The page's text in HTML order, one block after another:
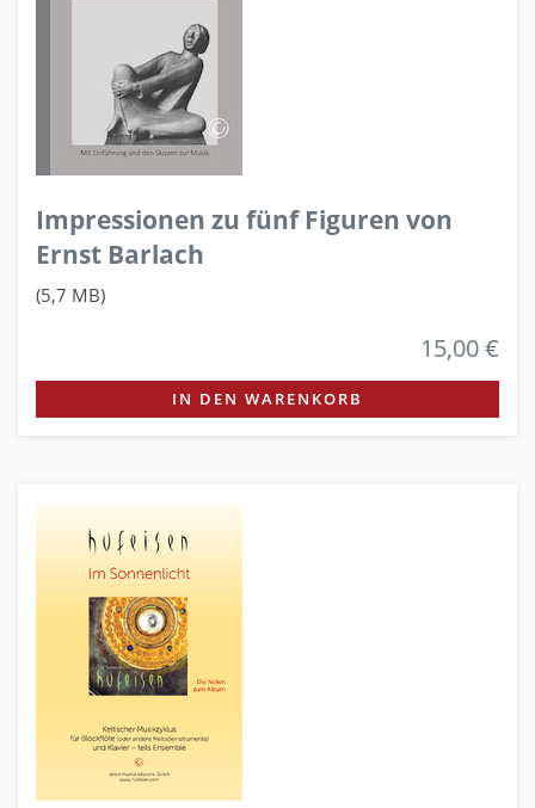
Impressionen zu fünf Figuren von
Ernst Barlach
(5,7 MB)
15,00 €
IN DEN WARENKORB